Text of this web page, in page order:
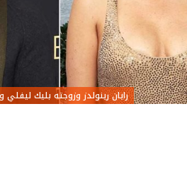
رايان رينولدز وزوجته بليك